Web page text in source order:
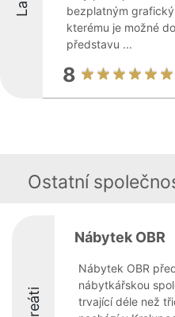
bezplatným
kterému je možné
představu ...
8
Ostatní
Nábytek OBR
Nábytek OBR
nábytkářskou
trvající déle než